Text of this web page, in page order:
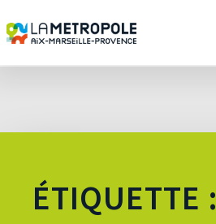
ÉTIQUETTE :